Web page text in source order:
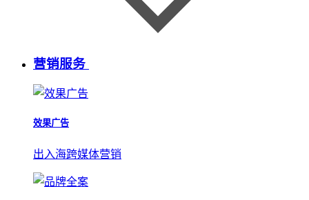
营销服务
效果广告
出入海跨媒体营销